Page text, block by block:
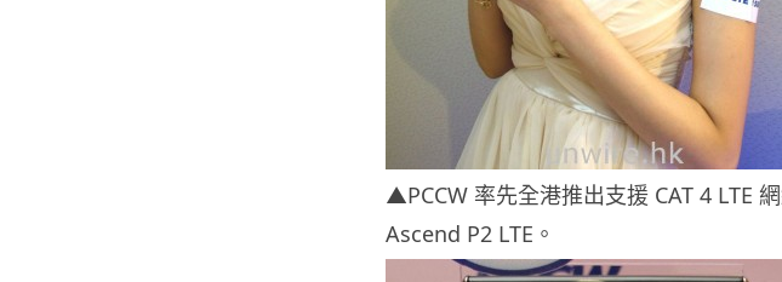
▲PCCW 率先全港推出支援 CAT 4 LTE
Ascend P2 LTE。